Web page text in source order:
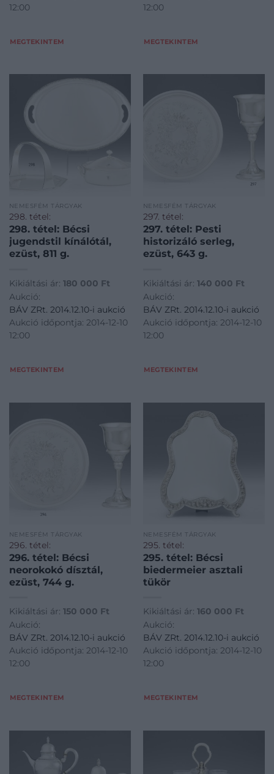
12:00
MEGTEKINTEM
12:00
MEGTEKINTEM
NEMESFÉM TÁRGYAK
298. tétel:
298. tétel: Bécsi
jugendstil kínálótál,
ezüst, 811 g.
Kikiáltási ár: 180 000 Ft
Aukció:
BÁV ZRt. 2014.12.10-i aukció
Aukció időpontja: 2014-12-10
12:00
MEGTEKINTEM
NEMESFÉM TÁRGYAK
297. tétel:
297. tétel: Pesti
historizáló serleg,
ezüst, 643 g.
Kikiáltási ár: 140 000 Ft
Aukció:
BÁV ZRt. 2014.12.10-i aukció
Aukció időpontja: 2014-12-10
12:00
MEGTEKINTEM
NEMESFÉM TÁRGYAK
296. tétel:
296. tétel: Bécsi
neorokokó dísztál,
ezüst, 744 g.
Kikiáltási ár: 150 000 Ft
Aukció:
BÁV ZRt. 2014.12.10-i aukció
Aukció időpontja: 2014-12-10
12:00
MEGTEKINTEM
NEMESFÉM TÁRGYAK
295. tétel:
295. tétel: Bécsi
biedermeier asztali
tükör
Kikiáltási ár: 160 000 Ft
Aukció:
BÁV ZRt. 2014.12.10-i aukció
Aukció időpontja: 2014-12-10
12:00
MEGTEKINTEM